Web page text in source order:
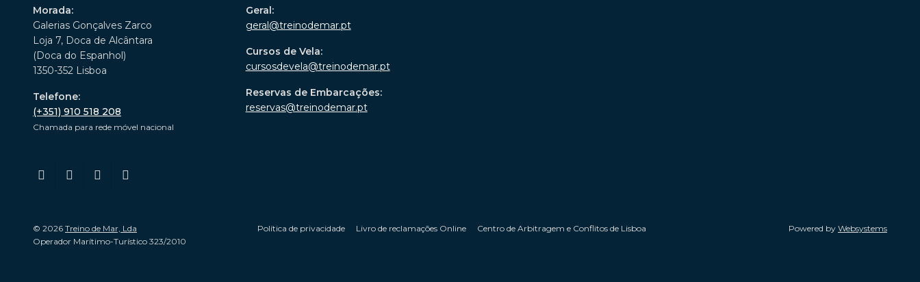
Morada:
Galerias Gonçalves Zarco
Loja 7, Doca de Alcântara
(Doca do Espanhol)
1350-352 Lisboa
Telefone:
(+351) 910 518 208
Chamada para rede móvel nacional
Geral:
geral@treinodemar.pt
Cursos de Vela:
cursosdevela@treinodemar.pt
Reservas de Embarcações:
reservas@treinodemar.pt
© 2026 Treino de Mar, Lda
Operador Marítimo-Turístico 323/2010
Política de privacidade Livro de reclamações Online Centro de Arbitragem e Conflitos de Lisboa Powered by Websystems